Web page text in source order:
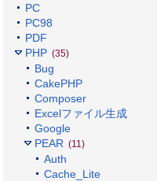
PC
PC98
PDF
PHP (35)
Bug
CakePHP
Composer
Excelファイル生成
Google
PEAR (11)
Auth
Cache_Lite